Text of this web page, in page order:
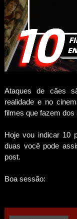
Ataques de cães
realidade e no
filmes que fazem
Hoje vou indicar 10
duas você pode
post.
Boa sessão: